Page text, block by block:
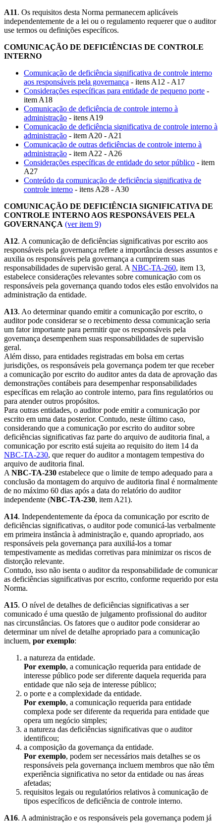
A11. Os requisitos desta Norma permanecem aplicáveis
independentemente de a lei ou o regulamento requerer que o auditor
use termos ou definições específicos.
COMUNICAÇÃO DE DEFICIÊNCIAS DE CONTROLE
INTERNO
Comunicação de deficiência significativa de controle interno
aos responsáveis pela governança - itens A12 - A17
Considerações específicas para entidade de pequeno porte -
item A18
Comunicação de deficiência de controle interno à
administração - itens A19
Comunicação de deficiência significativa de controle interno à
administração - item A20 - A21
Comunicação de outras deficiências de controle interno à
administração - item A22 - A26
Considerações específicas de entidade do setor público - item
A27
Conteúdo da comunicação de deficiência significativa de
controle interno - itens A28 - A30
COMUNICAÇÃO DE DEFICIÊNCIA SIGNIFICATIVA DE
CONTROLE INTERNO AOS RESPONSÁVEIS PELA
GOVERNANÇA (ver item 9)
A12. A comunicação de deficiências significativas por escrito aos
responsáveis pela governança reflete a importância desses assuntos e
auxilia os responsáveis pela governança a cumprirem suas
responsabilidades de supervisão geral. A NBC-TA-260, item 13,
estabelece considerações relevantes sobre comunicação com os
responsáveis pela governança quando todos eles estão envolvidos na
administração da entidade.
A13. Ao determinar quando emitir a comunicação por escrito, o
auditor pode considerar se o recebimento dessa comunicação seria
um fator importante para permitir que os responsáveis pela
governança desempenhem suas responsabilidades de supervisão
geral.
Além disso, para entidades registradas em bolsa em certas
jurisdições, os responsáveis pela governança podem ter que receber
a comunicação por escrito do auditor antes da data de aprovação das
demonstrações contábeis para desempenhar responsabilidades
específicas em relação ao controle interno, para fins regulatórios ou
para atender outros propósitos.
Para outras entidades, o auditor pode emitir a comunicação por
escrito em uma data posterior. Contudo, neste último caso,
considerando que a comunicação por escrito do auditor sobre
deficiências significativas faz parte do arquivo de auditoria final, a
comunicação por escrito está sujeita ao requisito do item 14 da
NBC-TA-230, que requer do auditor a montagem tempestiva do
arquivo de auditoria final.
A NBC-TA-230 estabelece que o limite de tempo adequado para a
conclusão da montagem do arquivo de auditoria final é normalmente
de no máximo 60 dias após a data do relatório do auditor
independente (NBC-TA-230, item A21).
A14. Independentemente da época da comunicação por escrito de
deficiências significativas, o auditor pode comunicá-las verbalmente
em primeira instância à administração e, quando apropriado, aos
responsáveis pela governança para auxiliá-los a tomar
tempestivamente as medidas corretivas para minimizar os riscos de
distorção relevante.
Contudo, isso não isenta o auditor da responsabilidade de comunicar
as deficiências significativas por escrito, conforme requerido por esta
Norma.
A15. O nível de detalhes de deficiências significativas a ser
comunicado é uma questão de julgamento profissional do auditor
nas circunstâncias. Os fatores que o auditor pode considerar ao
determinar um nível de detalhe apropriado para a comunicação
incluem, por exemplo:
a natureza da entidade.
Por exemplo, a comunicação requerida para entidade de
interesse público pode ser diferente daquela requerida para
entidade que não seja de interesse público;
o porte e a complexidade da entidade.
Por exemplo, a comunicação requerida para entidade
complexa pode ser diferente da requerida para entidade que
opera um negócio simples;
a natureza das deficiências significativas que o auditor
identificou;
a composição da governança da entidade.
Por exemplo, podem ser necessários mais detalhes se os
responsáveis pela governança incluem membros que não têm
experiência significativa no setor da entidade ou nas áreas
afetadas;
requisitos legais ou regulatórios relativos à comunicação de
tipos específicos de deficiência de controle interno.
A16. A administração e os responsáveis pela governança podem já